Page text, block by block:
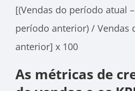
[(Vendas do período atual
período anterior) / Vendas
anterior] x 100
As métricas de